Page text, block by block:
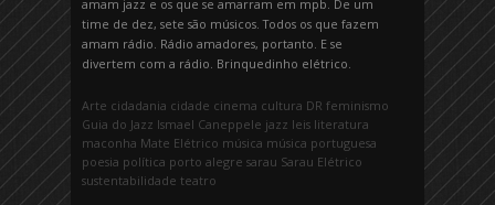
amam jazz e os que se amarram em mpb. De um
time de dez, sete são músicos. Todos os que fazem
amam rádio. Rádio amadores, portanto. E se
divertem com a rádio. Brinquedinho elétrico.
Arte cidadania cidade cinema cultura DR feminismo
Guia do Jazz Ismael Caneppele jazz leis literatura
maconha Mate Elétrico música música portuguesa
poesia política porto alegre sarau Sarau Elétrico
sustentabilidade teatro